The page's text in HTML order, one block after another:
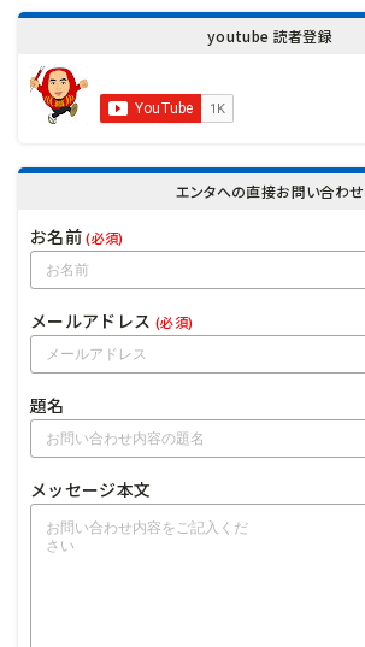
youtube 読者登録
エンタへの直接お問い合わせ
お名前(必須)
メールアドレス (必須)
題名
メッセージ本文